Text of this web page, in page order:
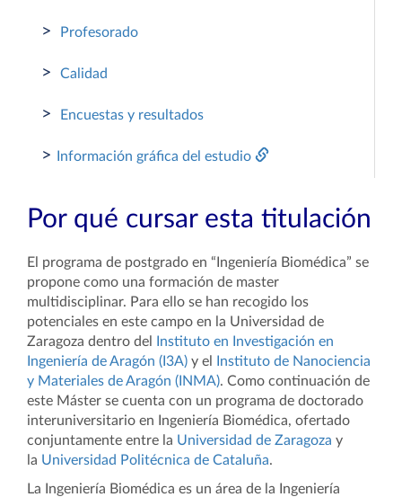
> Profesorado
> Calidad
> Encuestas y resultados
> Información gráfica del estudio
Por qué cursar esta titulación
El programa de postgrado en “Ingeniería Biomédica” se
propone como una formación de master
multidisciplinar. Para ello se han recogido los
potenciales en este campo en la Universidad de
Zaragoza dentro del
Instituto en Investigación en
Ingeniería de Aragón (I3A) y el
Instituto de Nanociencia
y Materiales de Aragón (INMA). Como continuación de
este Máster se cuenta con un programa de doctorado
interuniversitario en Ingeniería Biomédica, ofertado
conjuntamente entre la Universidad de Zaragoza y
la Universidad Politécnica de Cataluña.
La Ingeniería Biomédica es un área de la Ingeniería